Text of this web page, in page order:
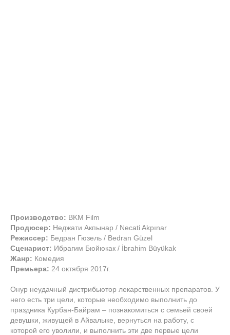
Производство: BKM Film
Продюсер: Неджати Акпынар / Necati Akpınar
Режиссер: Бедран Гюзель / Bedran Güzel
Сценарист: Ибрагим Бюйюкак / İbrahim Büyükak
Жанр: Комедия
Премьера: 24 октября 2017г.
Онур неудачный дистрибьютор лекарственных препаратов. У
него есть три цели, которые необходимо выполнить до
праздника Курбан-Байрам – познакомиться с семьей своей
девушки, живущей в Айвалыке, вернуться на работу, с
которой его уволили, и выполнить эти две первые цели